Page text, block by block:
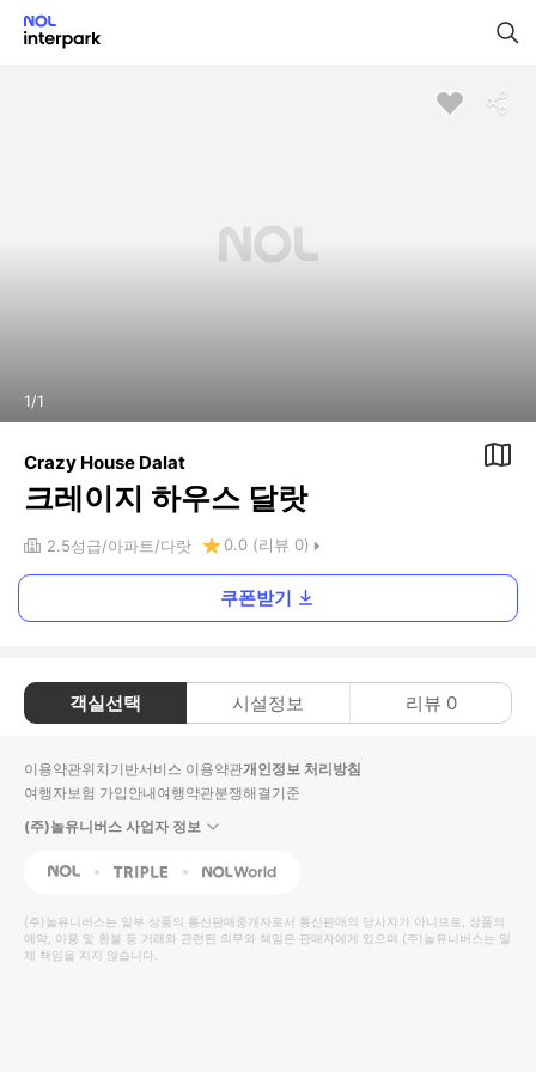
1/1
Crazy House Dalat
크레이지 하우스 달랏
2.5성급 아파트 다랏 0.0 (리뷰 0)
쿠폰받기
객실선택 시설정보 리뷰 0
이용약관위치기반서비스 이용약관개인정보 처리방침
여행자보험 가입안내여행약관분쟁해결기준
(주)놀유니버스 사업자 정보
NOL Triple Interpark Global
(주)놀유니버스는 일부 상품의 통신판매중개자로서 통신판매의 당사자가 아니므로, 상품의
예약, 이용 및 환불 등 거래와 관련된 의무와 책임은 판매자에게 있으며 (주)놀유니버스는 일
체 책임을 지지 않습니다.